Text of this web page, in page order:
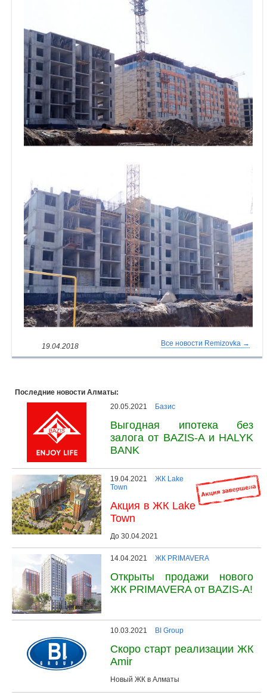
19.04.2018 Все новости Remizovka →
Последние новости Алматы:
20.05.2021
Базис
Выгодная ипотека без
залога от BAZIS-A и HALYK
BANK
19.04.2021
ЖК Lake
Town
Акция в ЖК Lake
Town
До 30.04.2021
14.04.2021 ЖК PRIMAVERA
Открыты продажи нового
ЖК PRIMAVERA от BAZIS-A!
10.03.2021 BI Group
Скоро старт реализации ЖК
Amir
Новый ЖК в Алматы